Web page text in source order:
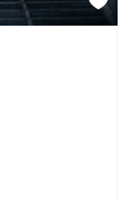
Sponsored link